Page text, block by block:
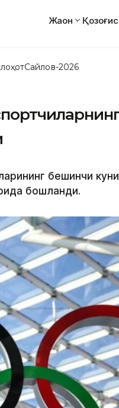
Жаҳон
Сайлов-2026
бешинчи куни
бошланди.